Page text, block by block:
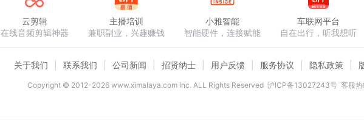
云剪辑
在线音频剪辑神器
主播培训
兼职副业，兴趣赚钱
小雅智能
智能硬件，连接赋能
车联网平台
自在出行，听我想听
关于我们 联系我们 公司新闻 招贤纳士 用户反馈 服务协议 隐私政策
Copyright © 2012-2026www.ximalaya.com lnc. ALL Rights Reserved 沪ICP备13027243号 客服